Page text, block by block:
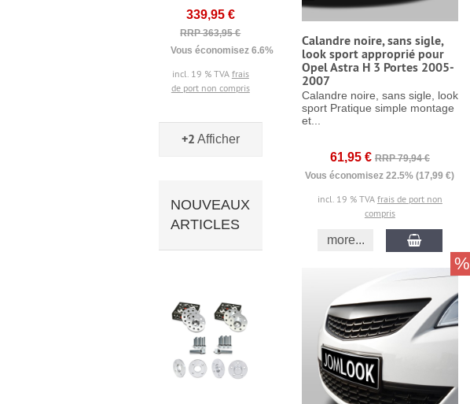
Calandre noire, sans sigle,
look sport approprié pour
Opel Astra H 3 Portes 2005-
2007
Calandre noire, sans sigle, look
sport Pratique simple montage
et...
61,95 € RRP 79,94 €
Vous économisez 22.5% (17,99 €)
incl. 19 % TVA frais de port non
compris
more...
%
339,95 €
RRP 363,95 €
Vous économisez 6.6% (24,00 €)
incl. 19 % TVA frais
de port non compris
+2 Afficher
NOUVEAUX
ARTICLES